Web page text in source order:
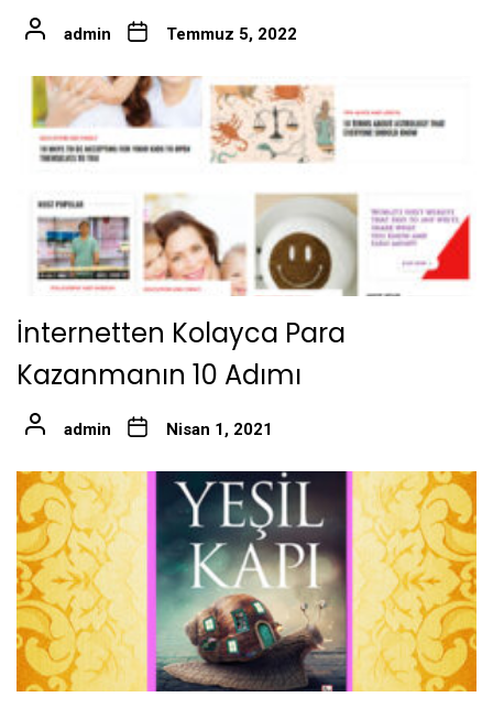
admin Temmuz 5, 2022
İnternetten Kolayca Para
Kazanmanın 10 Adımı
admin Nisan 1, 2021